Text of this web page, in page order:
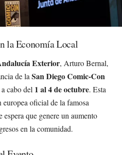
la Economía Local
Exterior, Arturo Bernal,
de la San Diego Comic-Con
cabo del 1 al 4 de octubre. Esta
oficial de la famosa
que genere un aumento
en la comunidad.